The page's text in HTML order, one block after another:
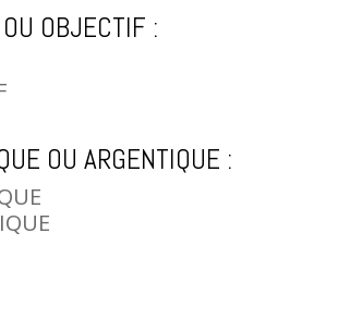
OBJECTIF :
OU ARGENTIQUE :